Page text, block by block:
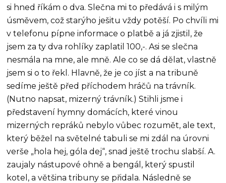
si hned říkám o dva. Slečna mi to předává i s milým
úsměvem, což starýho ješitu vždy potěší. Po chvíli mi
v telefonu pípne informace o platbě a já zjistil, že
jsem za ty dva rohlíky zaplatil 100,-. Asi se slečna
nesmála na mne, ale mně. Ale co se dá dělat, vlastně
jsem si o to řekl. Hlavně, že je co jíst a na tribuně
sedíme ještě před příchodem hráčů na trávník.
(Nutno napsat, mizerný trávník.) Stihli jsme i
představení hymny domácích, které vinou
mizerných repráků nebylo vůbec rozumět, ale text,
který běžel na světelné tabuli se mi zdál na úrovni
verše „hola hej, góla dej“, snad ještě trochu slabší. A.
zaujaly nástupové ohně a bengál, který spustil
kotel, a většina tribuny se přidala. Následně se